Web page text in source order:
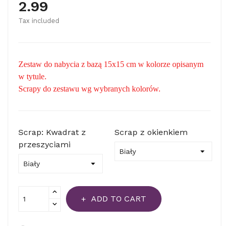
2.99
Tax included
Zestaw do nabycia z bazą 15x15 cm w kolorze opisanym
w tytule.
Scrapy do zestawu wg wybranych kolorów.
Scrap: Kwadrat z
przeszyciami
Scrap z okienkiem
ADD TO CART